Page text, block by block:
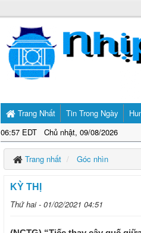
Trang Nhất
06:57 EDT Chủ nhật, 09/08/2026
Tin Trong Ngày
Trang nhất Góc nhìn
KỲ THỊ
Thứ hai - 01/02/2021 04:51